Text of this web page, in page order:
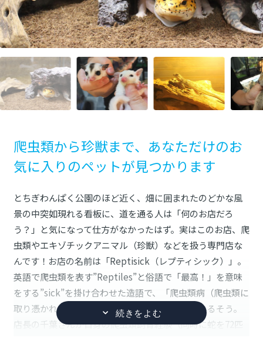
爬虫類から珍獣まで、あなただけのお
気に入りのペットが見つかります
とちぎわんぱく公園のほど近く、畑に囲まれたのどかな風
景の中突如現れる看板に、道を通る人は「何のお店だろ
う？」と気になって仕方がなかったはず。実はこのお店、爬
虫類やエキゾチックアニマル（珍獣）などを扱う専門店な
んです！お店の名前は「Reptisick（レプティシック）」。
英語で爬虫類を表す”Reptiles”と俗語で「最高！」を意味
をする”sick”を掛け合わせた造語で、「爬虫類病（爬虫類に
取り憑かれている）」という意味も込められているそう。
店長の千葉さんが自身の爬虫類飼育経験（同時に蛇を72匹